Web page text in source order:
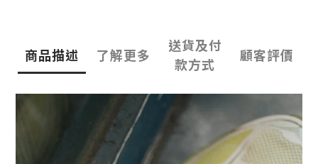
商品描述 了解更多
送貨及付
款方式
顧客評價